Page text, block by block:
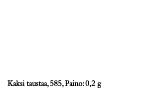
Kaksi taustaa, 585, Paino: 0,2 g